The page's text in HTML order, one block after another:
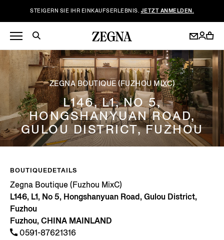
STEIGERN SIE IHR EINKAUFSERLEBNIS. JETZT ANMELDEN.
ZEGNA BOUTIQUE (FUZHOU MIXC)
L146, L1, NO 5,
HONGSHANYUAN ROAD,
GULOU DISTRICT, FUZHOU
BOUTIQUEDETAILS
Zegna Boutique (Fuzhou MixC)
L146, L1, No 5, Hongshanyuan Road, Gulou District,
Fuzhou
Fuzhou, CHINA MAINLAND
0591-87621316